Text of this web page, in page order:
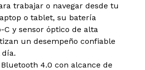
trabajar o navegar desde tu
o tablet, su batería
C y sensor óptico de alta
un desempeño confiable
4.0 con alcance de